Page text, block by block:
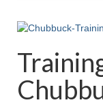
Fotos
Showreel